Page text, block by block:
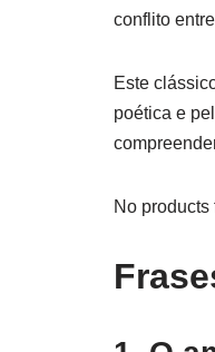
conflito
Este
poética e
No products